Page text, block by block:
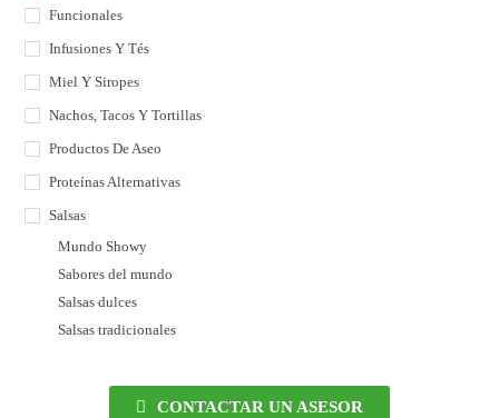
Funcionales
Infusiones Y Tés
Miel Y Siropes
Nachos, Tacos Y Tortillas
Productos De Aseo
Proteínas Alternativas
Salsas
Mundo Showy
Sabores del mundo
Salsas dulces
Salsas tradicionales
CONTACTAR UN ASESOR